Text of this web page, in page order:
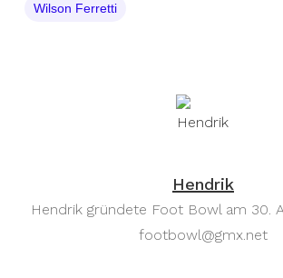
Wilson Ferretti
Hendrik
Hendrik gründete Foot Bowl am 30.
footbowl@gmx.net